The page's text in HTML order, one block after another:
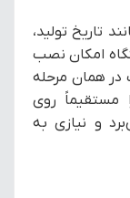
تاریخ تولید،
امکان نصب
در همان مرحله
مستقیماً روی
و نیازی به